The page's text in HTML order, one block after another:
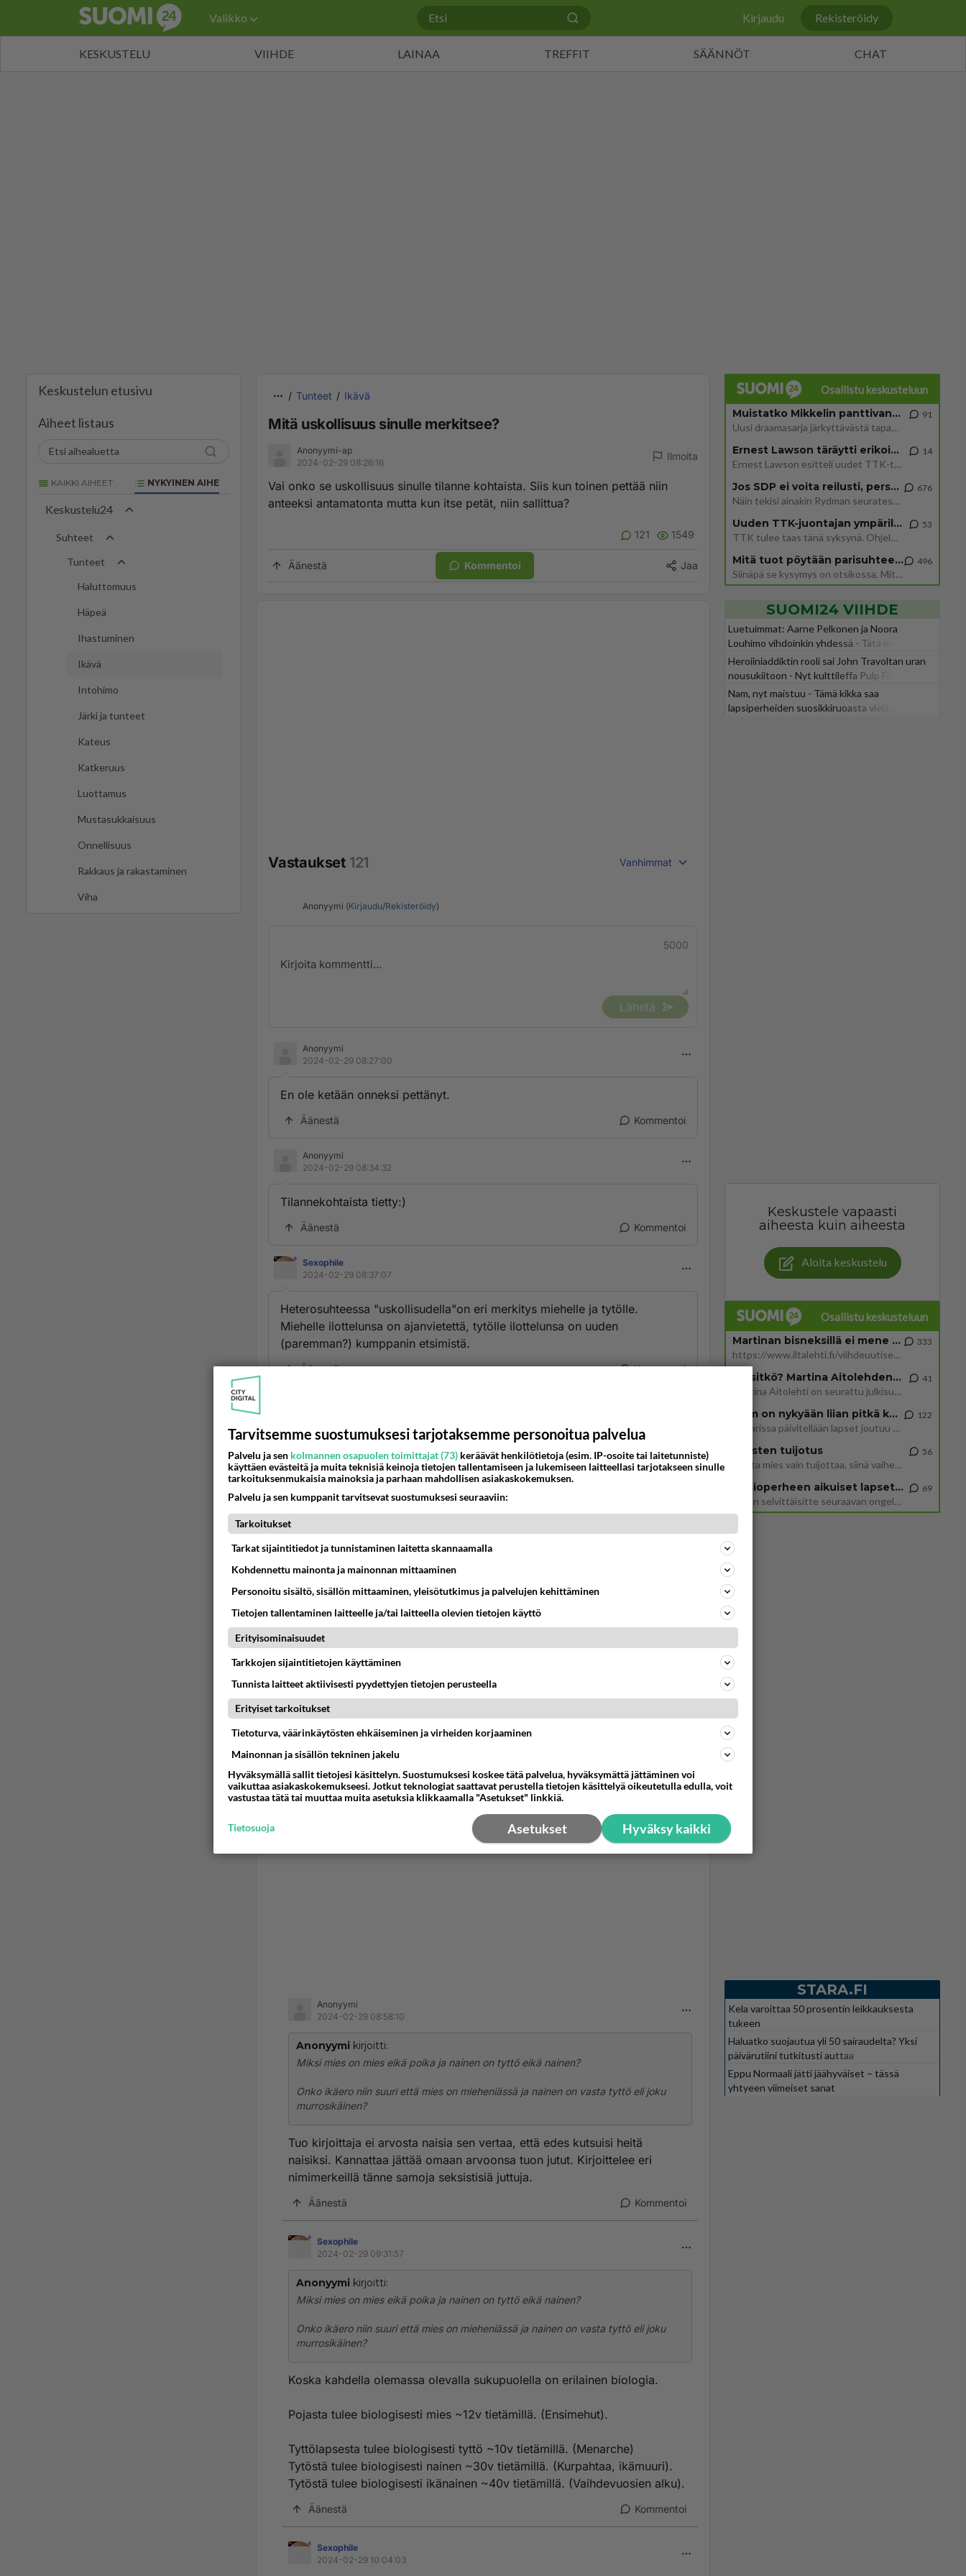
Valikko Kirjaudu Rekisteröidy
KESKUSTELU VIIHDE LAINAA TREFFIT SÄÄNNÖT CHAT
Keskustelun etusivu
Aiheet listaus
KAIKKI AIHEET NYKYINEN AIHE
Keskustelu24
Suhteet
Tunteet
Haluttomuus
Häpeä
Ihastuminen
Ikävä
Intohimo
Järki ja tunteet
Kateus
Katkeruus
Luottamus
Mustasukkaisuus
Onnellisuus
Rakkaus ja rakastaminen
Viha
Tunteet Ikävä
Mitä uskollisuus sinulle merkitsee?
Anonyymi-ap
2024-02-29 08:26:16
Ilmoita
Vai onko se uskollisuus sinulle tilanne kohtaista. Siis kun toinen pettää niin
anteeksi antamatonta mutta kun itse petät, niin sallittua?
121 1549
Äänestä Kommentoi Jaa
Vastaukset 121 Vanhimmat
Anonyymi (Kirjaudu/Rekisteröidy)
5000
Lähetä
Anonyymi
2024-02-29 08:27:00
En ole ketään onneksi pettänyt.
Äänestä Kommentoi
Anonyymi
2024-02-29 08:34:32
Tilannekohtaista tietty:)
Äänestä Kommentoi
Sexophile
2024-02-29 08:37:07
Heterosuhteessa "uskollisudella"on eri merkitys miehelle ja tytölle.
Miehelle ilottelunsa on ajanvietettä, tytölle ilottelunsa on uuden
(paremman?) kumppanin etsimistä.
Äänestä Kommentoi
Miksi mies on mies eikä poika ja nainen on tyttö eikä nainen?
Onko ikäero niin suuri että mies on mieheniässä ja nainen on vasta tyttö
eli joku murrosikäinen?
Anonyymi
2024-02-29 08:58:10
Anonyymi kirjoitti:
Miksi mies on mies eikä poika ja nainen on tyttö eikä nainen?
Onko ikäero niin suuri että mies on mieheniässä ja nainen on vasta tyttö eli joku
murrosikäinen?
Tuo kirjoittaja ei arvosta naisia sen vertaa, että edes kutsuisi heitä
naisiksi. Kannattaa jättää omaan arvoonsa tuon jutut. Kirjoittelee eri
nimimerkeillä tänne samoja seksistisiä juttuja.
Äänestä Kommentoi
Sexophile
2024-02-29 09:31:57
Anonyymi kirjoitti:
Miksi mies on mies eikä poika ja nainen on tyttö eikä nainen?
Onko ikäero niin suuri että mies on mieheniässä ja nainen on vasta tyttö eli joku
murrosikäinen?
Koska kahdella olemassa olevalla sukupuolella on erilainen biologia.
Pojasta tulee biologisesti mies ~12v tietämillä. (Ensimehut).
Tyttölapsesta tulee biologisesti tyttö ~10v tietämillä. (Menarche)
Tytöstä tulee biologisesti nainen ~30v tietämillä. (Kurpahtaa, ikämuuri).
Tytöstä tulee biologisesti ikänainen ~40v tietämillä. (Vaihdevuosien alku).
Äänestä Kommentoi
Sexophile
2024-02-29 10:04:03
Osallistu keskusteluun
Muistatko Mikkelin panttivankidraaman?
Uusi draamasarja järkyttävästä tapauksesta on tulossa. Tositapahtumiin perustuva sarja ammentaa vuoden 1986 Mikkelin pan
91
Ernest Lawson täräytti erikoisen heiton TTK-lehdistötilaisuudessa: " Onko tässä tarkoituksena...?"
Ernest Lawson esitteli uudet TTK-tähtioppilaat ja opettajat torstaina 6.8. lehdistölle. Tulevalla kaudella on yksi hausk
14
Jos SDP ei voita reilusti, persut kumoavat demokratian Suomesta
Näin tekisi ainakin Rydman seuratessaan idolinsa Trumpin mallia https://www.is.fi/politiikka/art-2000012187244.html
676
Uuden TTK-juontajan ympärillä epätietoisuus sakenee - Nyt MTV hämmentää soppaa
TTK tulee taas tänä syksynä. Ohjelman uudet tähtioppilaat julkistetaan torstaina 6. elokuuta klo 14 alkavassa lehdistö
53
Mitä tuot pöytään parisuhteessa?
Siinäpä se kysymys on otsikossa. Mitäpä siis tuot/toisit pöytään parisuhteessa? Oletko mies vai nainen? Koetko sen mitä
496
SUOMI24 VIIHDE
Luetuimmat: Aarne Pelkonen ja Noora
Louhimo vihdoinkin yhdessä - Tätä moni jo
odotti
Heroiiniaddiktin rooli sai John Travoltan uran
nousukiitoon - Nyt kulttileffa Pulp Fiction
tv:stä
Nam, nyt maistuu - Tämä kikka saa
lapsiperheiden suosikkiruoasta vielä parempaa
Keskustele vapaasti
aiheesta kuin aiheesta
Aloita keskustelu
Osallistu keskusteluun
Martinan bisneksillä ei mene hyvin
https://www.iltalehti.fi/viihdeuutiset/a/c46da6ab-340f-4790-aaa7-0865eed2336 Yrityksen konkurssihakemus on tullut kärä
333
Tiesitkö? Martina Aitolehden isäpuoli on tämä suosittu laulaja
Martina Aitolehti on seurattu julkisuuden henkilö. Lähipiiriin mahtuu muitakin tunnettuja henkilöitä. Tiesitkö, että Ma
41
2 km on nykyään liian pitkä koulumatka
Hesarissa päivitellään lapset joutuu nyt kulkemaan 2 km kouluun jösses. Ruostefillarilla tuo matka menee vaikka miten äk
122
Miesten tuijotus
Mutta mies vain tuijottaa, siinä vaiheessa käännän itse pään pois. Mikä juttu? Yleensä jos joku tuijottaa tai katsoo, hä
56
Uusioperheen aikuiset lapset tyhjentää jääkaapin käydessään
Miten selvittäisitte seuraavan ongelman, meillä on uusioperhe, minulla teini-ikäiset lapset ja puolisolla aikuiset, jotk
69
STARA.FI
Kela varoittaa 50 prosentin leikkauksesta
tukeen
Haluatko suojautua yli 50 sairaudelta? Yksi
päivärutiini tutkitusti auttaa
Eppu Normaali jätti jäähyväiset – tässä
yhtyeen viimeiset sanat
Tarvitsemme suostumuksesi tarjotaksemme personoitua palvelua
Palvelu ja sen kolmannen osapuolen toimittajat (73) keräävät henkilötietoja (esim. IP-osoite tai laitetunniste)
käyttäen evästeitä ja muita teknisiä keinoja tietojen tallentamiseen ja lukemiseen laitteellasi tarjotakseen sinulle
tarkoituksenmukaisia mainoksia ja parhaan mahdollisen asiakaskokemuksen.
Palvelu ja sen kumppanit tarvitsevat suostumuksesi seuraaviin:
Tarkoitukset
Tarkat sijaintitiedot ja tunnistaminen laitetta skannaamalla
Kohdennettu mainonta ja mainonnan mittaaminen
Personoitu sisältö, sisällön mittaaminen, yleisötutkimus ja palvelujen kehittäminen
Tietojen tallentaminen laitteelle ja/tai laitteella olevien tietojen käyttö
Erityisominaisuudet
Tarkkojen sijaintitietojen käyttäminen
Tunnista laitteet aktiivisesti pyydettyjen tietojen perusteella
Erityiset tarkoitukset
Tietoturva, väärinkäytösten ehkäiseminen ja virheiden korjaaminen
Mainonnan ja sisällön tekninen jakelu
Hyväksymällä sallit tietojesi käsittelyn. Suostumuksesi koskee tätä palvelua, hyväksymättä jättäminen voi
vaikuttaa asiakaskokemukseesi. Jotkut teknologiat saattavat perustella tietojen käsittelyä oikeutetulla edulla, voit
vastustaa tätä tai muuttaa muita asetuksia klikkaamalla "Asetukset" linkkiä.
Hyväksy kaikki
Asetukset
Tietosuoja